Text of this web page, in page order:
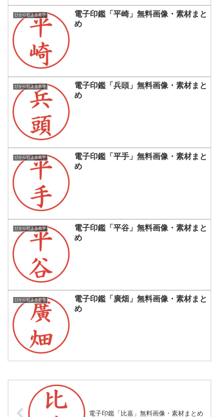
ひから始まる名字
電子印鑑「平崎」無料画像・素材まと
め
ひから始まる名字
電子印鑑「兵頭」無料画像・素材まと
め
ひから始まる名字
電子印鑑「平手」無料画像・素材まと
め
ひから始まる名字
電子印鑑「平谷」無料画像・素材まと
め
ひから始まる名字
電子印鑑「廣畑」無料画像・素材まと
め
電子印鑑「比嘉」無料画像・素材まとめ